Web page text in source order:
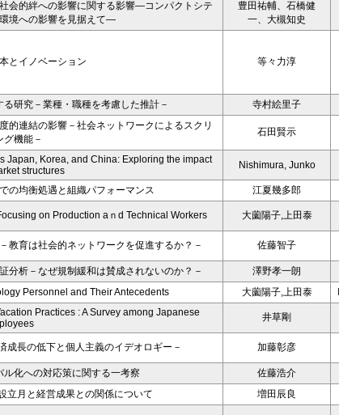
会的絆への影響に関する影響―コンパクトシテ
境への影響を見据えて―
豊田祐輔、石橋健
一、大槻知史
とイノベーション 等々力淳
研究－業種・職種を考慮した推計－
寺村絵里子
的連結の影響－社会ネットワークによるスクリ
グ機能－
石田賢示
Japan, Korea, and China: Exploring the impact
structures
Nishimura, Junko
の均衡処遇と組織パフォーマンス 江夏幾多郎
on Production aｎd Technical Workers 大薗陽子,上田泰
教育は社会的ネットワークを促進するか？－ 佐藤智子
分析－なぜ規制緩和は賛成されないのか？－
澤野孝一朗
Personnel and Their Antecedents
大薗陽子,上田泰
Practices : A Survey among Japanese
井草剛
成長の低下と個人主義のイデオロギー－ 加藤彰彦
化への対応策に関する一考察
佐藤浩介
立月と経営成果との関係について
増田辰良